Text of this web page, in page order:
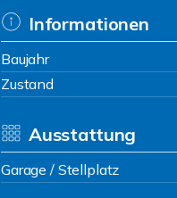
Informationen
Baujahr
Zustand
Ausstattung
Garage / Stellplatz